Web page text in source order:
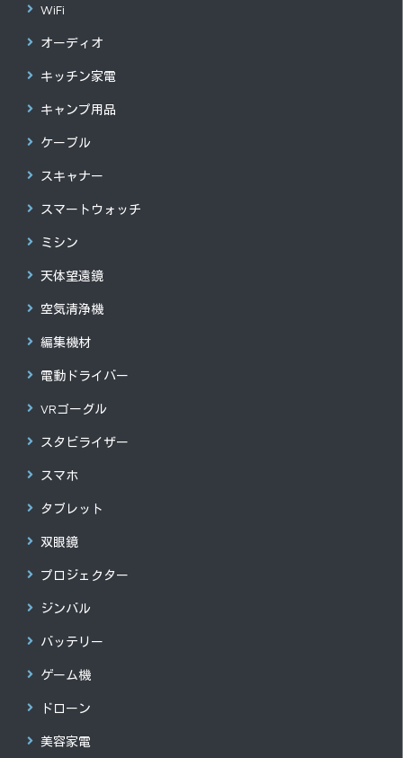
WiFi
オーディオ
キッチン家電
キャンプ用品
ケーブル
スキャナー
スマートウォッチ
ミシン
天体望遠鏡
空気清浄機
編集機材
電動ドライバー
VRゴーグル
スタビライザー
スマホ
タブレット
双眼鏡
プロジェクター
ジンバル
バッテリー
ゲーム機
ドローン
美容家電